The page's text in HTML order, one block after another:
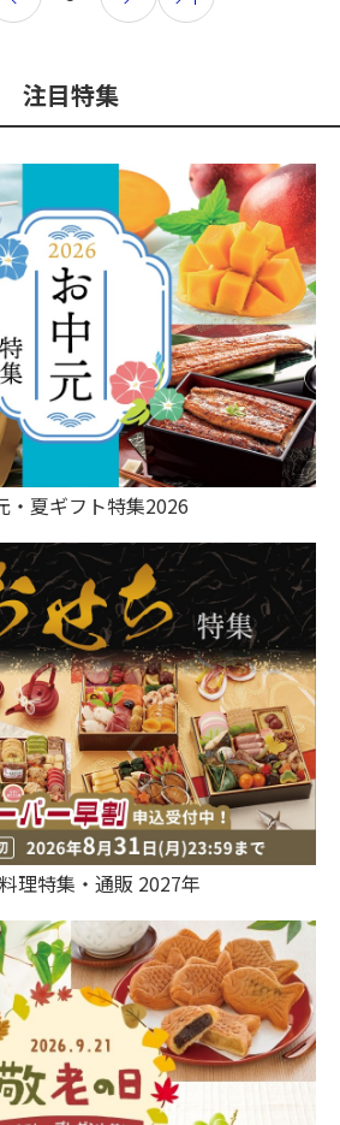
注目特集
・夏ギフト特集2026
理特集・通販 2027年